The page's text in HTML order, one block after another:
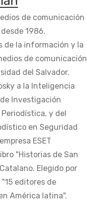
de comunicación
1986.
de la información y la
de comunicación
del Salvador.
a la Inteligencia
Investigación
y del
en Seguridad
ESET
"Historias de San
Elegido por
editores de
América latina".